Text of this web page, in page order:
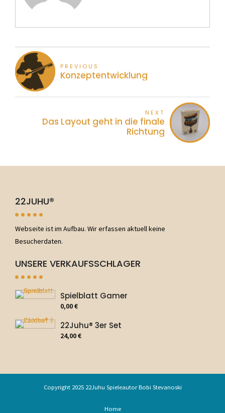
PREVIOUS
Konzeptentwicklung
NEXT
Das Layout geht in die finale
Richtung
22JUHU®
Webseite ist im Aufbau. Wir erfassen aktuell keine
Besucherdaten.
UNSERE VERKAUFSSCHLAGER
Spielblatt Gamer
0,00€
22Juhu® 3er Set
24,00€
Copyright 2025 22Juhu Spieleautor Bobi Stevanoski
Home